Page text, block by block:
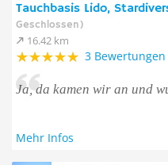
Tauchbasis Lido,
Geschlossen)
16.42 km
3 Bewertungen
Ja, da kamen wir an und
Mehr Infos